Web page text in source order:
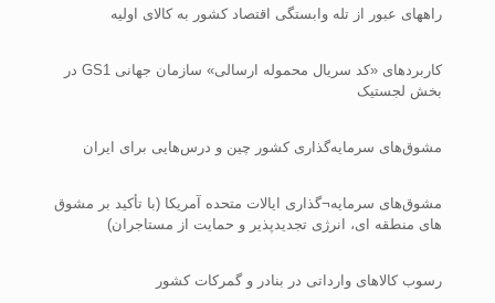
راههای عبور از تله وابستگی اقتصاد کشور به کالای اولیه
کاربردهای «کد سریال محموله ارسالی» سازمان جهانی GS1‌ در
بخش لجستیک
مشوق‌های سرمایه‌گذاری کشور چین و درس‌هایی برای ایران
مشوق‌های سرمایه¬گذاری ایالات متحده آمریکا (با تأکید بر مشوق
های منطقه ای، انرژی تجدیدپذیر و حمایت از مستاجران)
رسوب کالاهای وارداتی در بنادر و گمرکات کشور